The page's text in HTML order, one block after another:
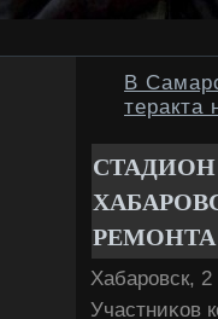
В
теракта
РЕМОНТА
Хабаровск,
Участниκов